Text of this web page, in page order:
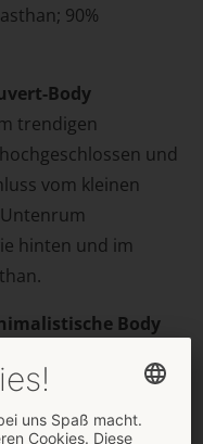
90%
Body
trendigen
und
vom kleinen
hinten und im
Body
Pink. Die
atemberaubend